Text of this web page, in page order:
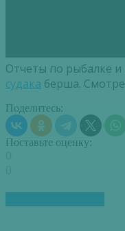
Отчеты по рыбалке и
судака берша.
Поделитесь:
Поставьте оценку: